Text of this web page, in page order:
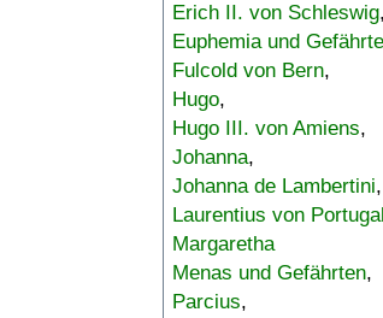
Erich II. von Schleswig,
Euphemia und
Fulcold von Bern,
Hugo,
Hugo III. von Amiens,
Johanna,
Johanna de Lambertini,
Laurentius von Portugal
Margaretha
Menas und Gefährten,
Parcius,